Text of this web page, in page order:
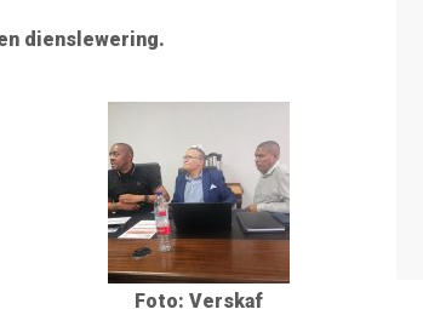
dienslewering.
Foto: Verskaf